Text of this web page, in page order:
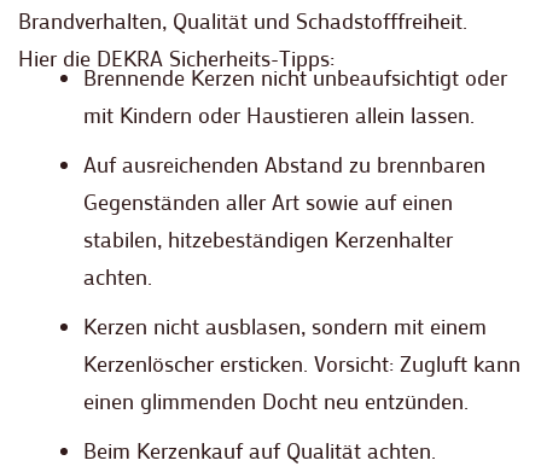
Brandverhalten, Qualität und Schadstofffreiheit.
Hier die DEKRA Sicherheits-Tipps:
Brennende Kerzen nicht unbeaufsichtigt oder
mit Kindern oder Haustieren allein lassen.
Auf ausreichenden Abstand zu brennbaren
Gegenständen aller Art sowie auf einen
stabilen, hitzebeständigen Kerzenhalter
achten.
Kerzen nicht ausblasen, sondern mit einem
Kerzenlöscher ersticken. Vorsicht: Zugluft kann
einen glimmenden Docht neu entzünden.
Beim Kerzenkauf auf Qualität achten.